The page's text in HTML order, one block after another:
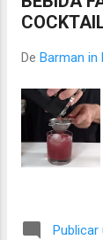
De Barman in